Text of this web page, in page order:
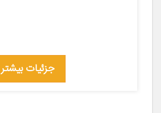
جزئیات بیشتر